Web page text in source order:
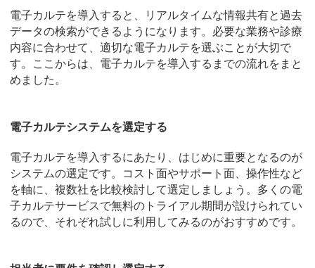
電子カルテを導入すると、リアルタイムな情報共有と過去
データの検索ができるようになります。必要な業務や診療
内容に合わせて、適切な電子カルテを選ぶことが大切で
す。ここからは、電子カルテを導入するまでの流れをまと
めました。
電子カルテシステムを選定する
電子カルテを導入するにあたり、はじめに重要となるのが
システムの選定です。コスト面やサポート面、操作性など
を軸に、複数社を比較検討して選定しましょう。多くの電
子カルテサービスで無料のトライアル期間が設けられてい
るので、それぞれ試しに利用してみるのがおすすめです。